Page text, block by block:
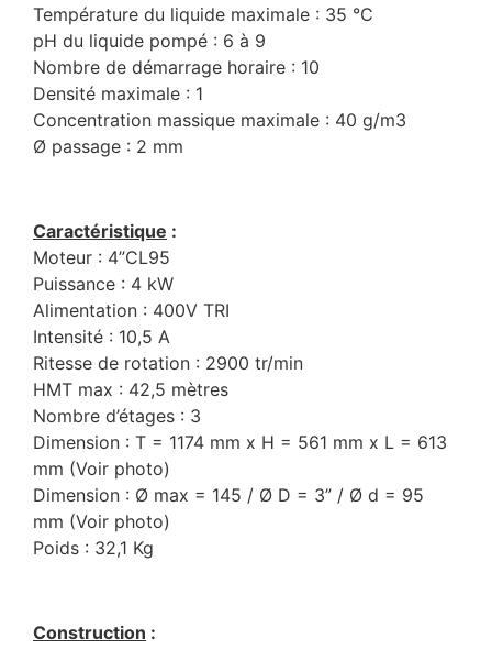
Température du liquide maximale : 35 °C
pH du liquide pompé : 6 à 9
Nombre de démarrage horaire : 10
Densité maximale : 1
Concentration massique maximale : 40 g/m3
Ø passage : 2 mm
Caractéristique :
Moteur : 4”CL95
Puissance : 4 kW
Alimentation : 400V TRI
Intensité : 10,5 A
Ritesse de rotation : 2900 tr/min
HMT max : 42,5 mètres
Nombre d’étages : 3
Dimension : T = 1174 mm x H = 561 mm x L = 613
mm (Voir photo)
Dimension : Ø max = 145 / Ø D = 3” / Ø d = 95
mm (Voir photo)
Poids : 32,1 Kg
Construction :